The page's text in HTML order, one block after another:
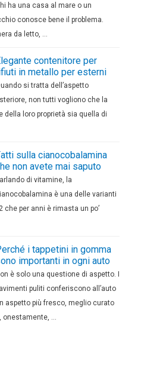
ha una casa al mare o un
conosce bene il problema.
da letto, …
contenitore per
in metallo per esterni
si tratta dell’aspetto
non tutti vogliono che la
della loro proprietà sia quella di
sulla cianocobalamina
non avete mai saputo
di vitamine, la
è una delle varianti
che per anni è rimasta un po’
i tappetini in gomma
importanti in ogni auto
è solo una questione di aspetto. I
puliti conferiscono all’auto
aspetto più fresco, meglio curato
onestamente, …